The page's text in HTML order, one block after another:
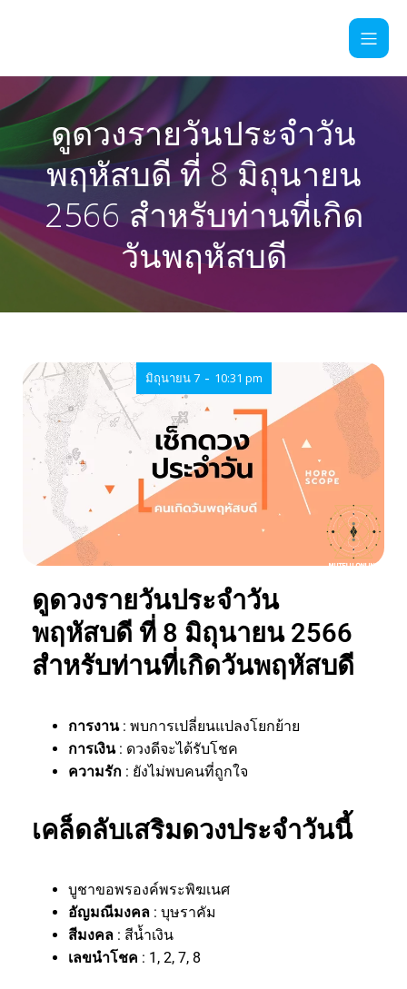
ดูดวงรายวันประจำวัน
พฤหัสบดี ที่ 8 มิถุนายน
2566 สำหรับท่านที่เกิด
วันพฤหัสบดี
มิถุนายน 7 - 10:31 pm
ดูดวงรายวันประจำวัน
พฤหัสบดี ที่ 8 มิถุนายน 2566
สำหรับท่านที่เกิดวันพฤหัสบดี
การงาน : พบการเปลี่ยนแปลงโยกย้าย
การเงิน : ดวงดีจะได้รับโชค
ความรัก : ยังไม่พบคนที่ถูกใจ
เคล็ดลับเสริมดวงประจำวันนี้
บูชาขอพรองค์พระพิฆเนศ
อัญมณีมงคล : บุษราคัม
สีมงคล : สีน้ำเงิน
เลขนำโชค : 1, 2, 7, 8